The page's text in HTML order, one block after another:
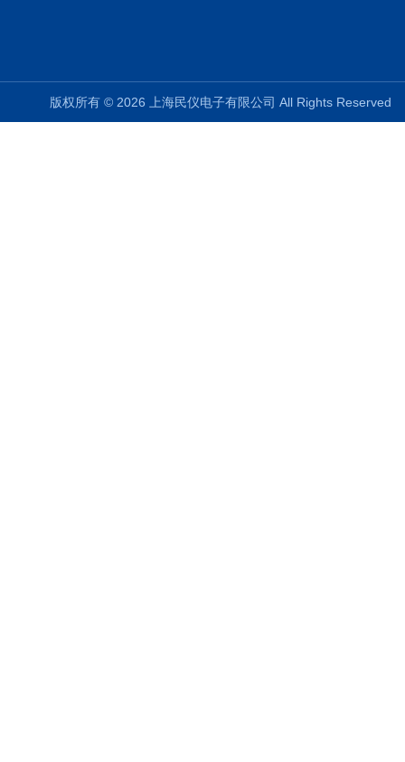
版权所有 © 2026 上海民仪电子有限公司 All Rights